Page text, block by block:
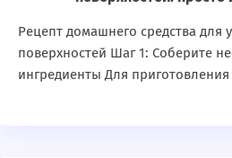
Рецепт домашнего средства для
поверхностей Шаг 1: Соберите
ингредиенты Для